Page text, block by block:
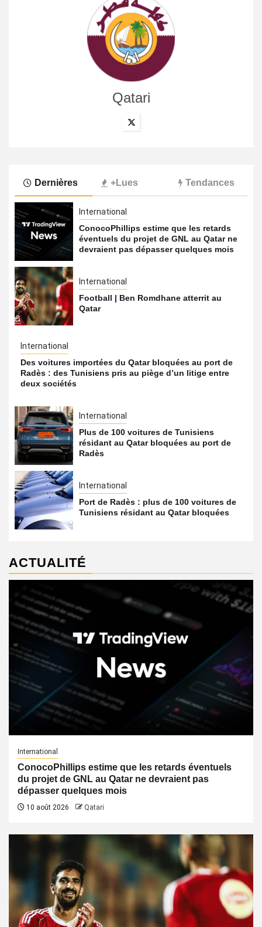
Qatari
Dernières +Lues Tendances
International
ConocoPhillips estime que les retards
éventuels du projet de GNL au Qatar ne
devraient pas dépasser quelques mois
International
Football | Ben Romdhane atterrit au
Qatar
International
Des voitures importées du Qatar bloquées au port de
Radès : des Tunisiens pris au piège d’un litige entre
deux sociétés
International
Plus de 100 voitures de Tunisiens
résidant au Qatar bloquées au port de
Radès
International
Port de Radès : plus de 100 voitures de
Tunisiens résidant au Qatar bloquées
ACTUALITÉ
International
ConocoPhillips estime que les retards éventuels
du projet de GNL au Qatar ne devraient pas
dépasser quelques mois
10 août 2026 Qatari